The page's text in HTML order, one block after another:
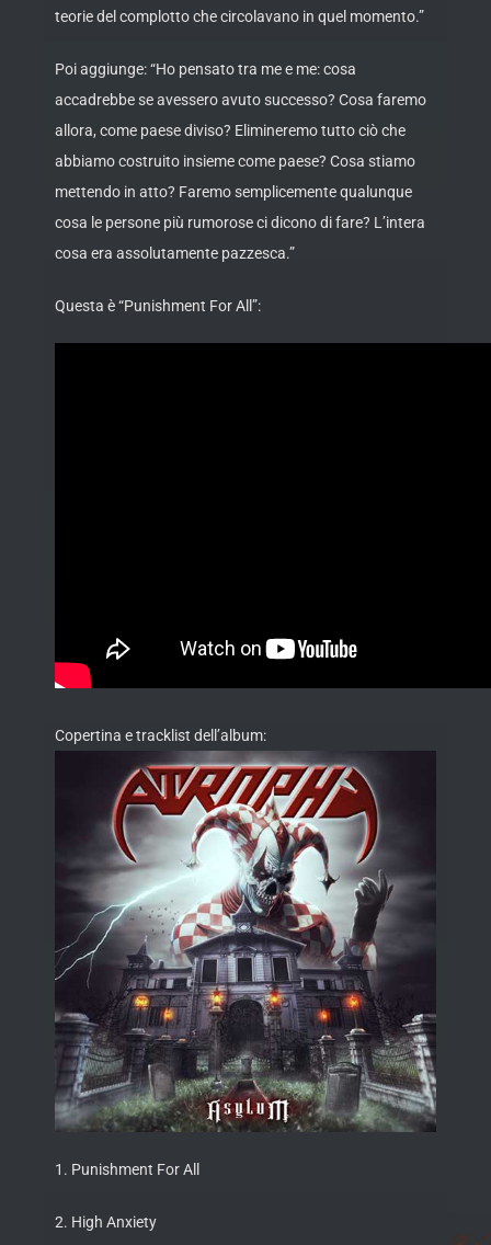
teorie del complotto che circolavano in quel momento.”
Poi aggiunge: “Ho pensato tra me e me: cosa
accadrebbe se avessero avuto successo? Cosa faremo
allora, come paese diviso? Elimineremo tutto ciò che
abbiamo costruito insieme come paese? Cosa stiamo
mettendo in atto? Faremo semplicemente qualunque
cosa le persone più rumorose ci dicono di fare? L’intera
cosa era assolutamente pazzesca.”
Questa è “Punishment For All”:
Copertina e tracklist dell’album:
1. Punishment For All
2. High Anxiety